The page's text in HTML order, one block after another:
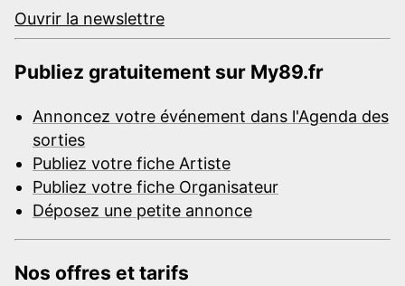
Ouvrir la newslettre
Publiez gratuitement sur My89.fr
Annoncez votre événement dans l'Agenda des
sorties
Publiez votre fiche Artiste
Publiez votre fiche Organisateur
Déposez une petite annonce
Nos offres et tarifs